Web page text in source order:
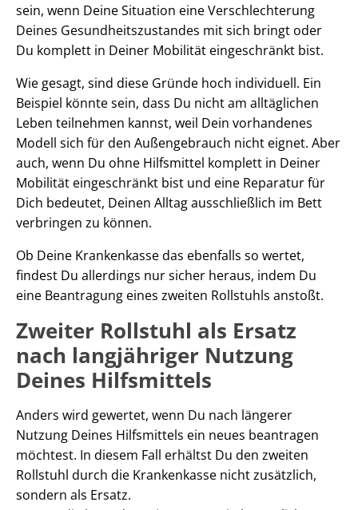
sein, wenn Deine Situation eine Verschlechterung
Deines Gesundheitszustandes mit sich bringt oder
Du komplett in Deiner Mobilität eingeschränkt bist.
Wie gesagt, sind diese Gründe hoch individuell. Ein
Beispiel könnte sein, dass Du nicht am alltäglichen
Leben teilnehmen kannst, weil Dein vorhandenes
Modell sich für den Außengebrauch nicht eignet. Aber
auch, wenn Du ohne Hilfsmittel komplett in Deiner
Mobilität eingeschränkt bist und eine Reparatur für
Dich bedeutet, Deinen Alltag ausschließlich im Bett
verbringen zu können.
Ob Deine Krankenkasse das ebenfalls so wertet,
findest Du allerdings nur sicher heraus, indem Du
eine Beantragung eines zweiten Rollstuhls anstoßt.
Zweiter Rollstuhl als Ersatz
nach langjähriger Nutzung
Deines Hilfsmittels
Anders wird gewertet, wenn Du nach längerer
Nutzung Deines Hilfsmittels ein neues beantragen
möchtest. In diesem Fall erhältst Du den zweiten
Rollstuhl durch die Krankenkasse nicht zusätzlich,
sondern als Ersatz.